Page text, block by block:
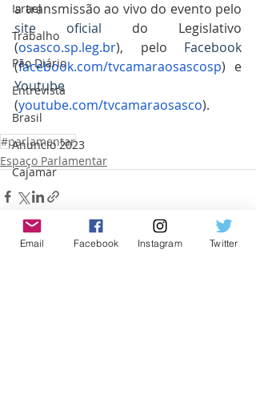
Israel
Trabalho
Pão Diário
Entrevista
Brasil
Anuncio 2023
Cajamar
site oficial do Legislativo
(osasco.sp.leg.br), pelo Facebook
(facebook.com/tvcamaraosascosp
Youtube
(youtube.com/tvcamaraosasco).
#parlamentar
Espaço Parlamentar
Email Facebook Instagram Twitter